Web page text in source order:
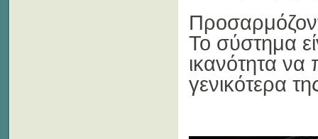
Το σύστημα
ικανότητα
γενικότερα